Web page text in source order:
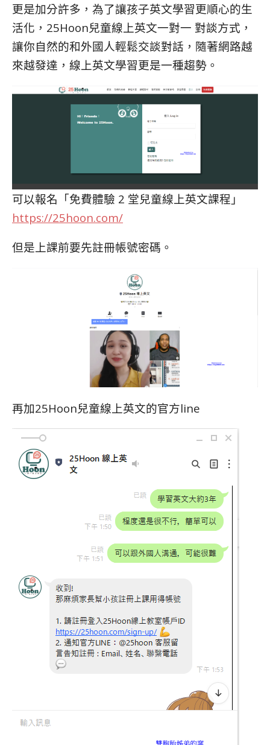
更是加分許多，為了讓孩子英文學習更順心的生
活化，25Hoon兒童線上英文一對一 對談方式，
讓你自然的和外國人輕鬆交談對話 ，隨著網路越
來越發達，線上英文學習更是一種趨勢。
可以報名「免費體驗 2 堂兒童線上英文課程」
https://25hoon.com/
但是上課前要先註冊帳號密碼。
再加25Hoon兒童線上英文的官方line